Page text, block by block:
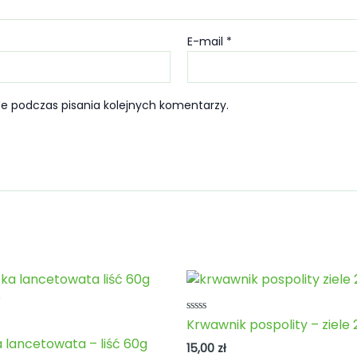
E-mail *
podczas pisania kolejnych komentarzy.
lancetowata – liść 60g
Oceniono
0
na
5
Krwawnik pospolity – ziele
15,00 zł